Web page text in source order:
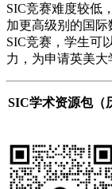
SIC竞赛难度较低
加更高级别的国
SIC竞赛，学生可
力，为申请英美大
SIC学术资源包（